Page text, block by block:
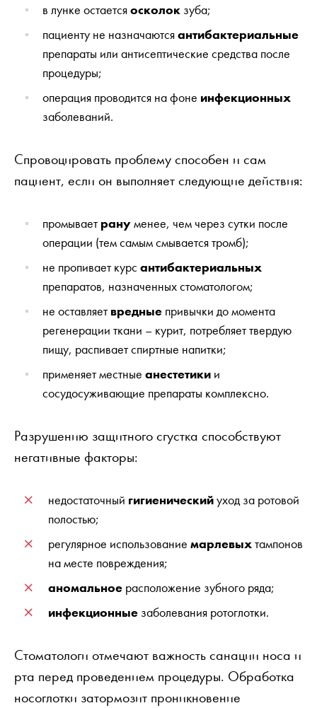
в лунке остаетсяосколок зуба;
пациенту не назначаютсяантибактериальные
препараты или антисептические средства после
процедуры;
операция проводится на фоне инфекционных
заболеваний.
Спровоцировать проблему способен и сам
пациент, если он выполняет следующие действия:
промываетрануменее, чем через сутки после
операции (тем самым смывается тромб);
не пропивает курсантибактериальных
препаратов, назначенных стоматологом;
не оставляетвредные привычки до момента
регенерации ткани – курит, потребляет твердую
пищу, распивает спиртные напитки;
применяет местные анестетики и
сосудосуживающие препараты комплексно.
Разрушению защитного сгустка способствуют
негативные факторы:
недостаточный гигиеническийуход за ротовой
полостью;
регулярное использование марлевыхтампонов
на месте повреждения;
аномальное расположение зубного ряда;
инфекционные заболевания ротоглотки.
Стоматологи отмечают важность санации носа и
рта перед проведением процедуры. Обработка
носоглотки затормозит проникновение